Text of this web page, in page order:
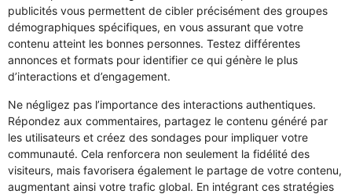
publicités vous permettent de cibler précisément des groupes
démographiques spécifiques, en vous assurant que votre
contenu atteint les bonnes personnes. Testez différentes
annonces et formats pour identifier ce qui génère le plus
d’interactions et d’engagement.
Ne négligez pas l’importance des interactions authentiques.
Répondez aux commentaires, partagez le contenu généré par
les utilisateurs et créez des sondages pour impliquer votre
communauté. Cela renforcera non seulement la fidélité des
visiteurs, mais favorisera également le partage de votre contenu,
augmentant ainsi votre trafic global. En intégrant ces stratégies